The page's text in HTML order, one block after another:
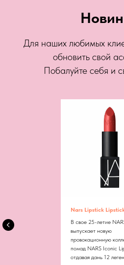
Для наших любимых
обновить свой
Побалуйте себя и
Nars Lipstick
В свое 25-летие
выпускает новую
провокационную
помад NARS Iconic
отдавая дань 12